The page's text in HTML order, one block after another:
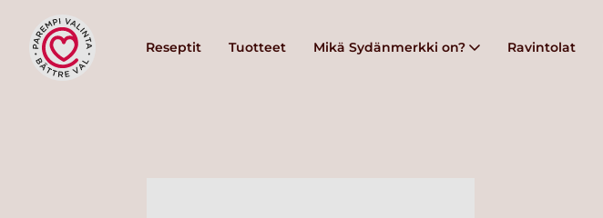
Reseptit Tuotteet Mikä Sydänmerkki on? Ravintolat